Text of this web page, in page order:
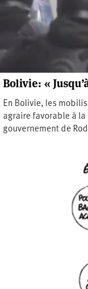
Bolivie: «
En Bolivie, les
agraire favorable à
gouvernement de